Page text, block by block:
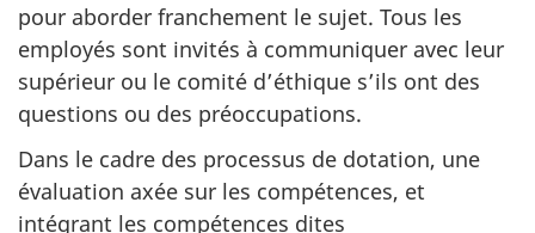
pour aborder franchement le sujet. Tous les
employés sont invités à communiquer avec leur
supérieur ou le comité d’éthique s’ils ont des
questions ou des préoccupations.
Dans le cadre des processus de dotation, une
évaluation axée sur les compétences, et
intégrant les compétences dites